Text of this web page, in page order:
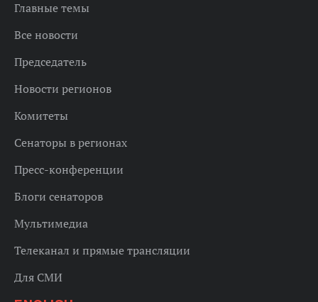
Главные темы
Все новости
Председатель
Новости регионов
Комитеты
Сенаторы в регионах
Пресс-конференции
Блоги сенаторов
Мультимедиа
Телеканал и прямые трансляции
Для СМИ